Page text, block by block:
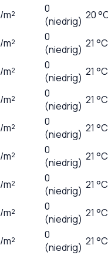
m²
0
(niedrig) 20
m²
0
(niedrig) 21 °C
m²
0
(niedrig) 21 °C
m²
0
(niedrig) 21 °C
m²
0
(niedrig) 21 °C
m²
0
(niedrig) 21 °C
m²
0
(niedrig) 21 °C
m²
0
(niedrig) 21 °C
m²
0
(niedrig) 21 °C